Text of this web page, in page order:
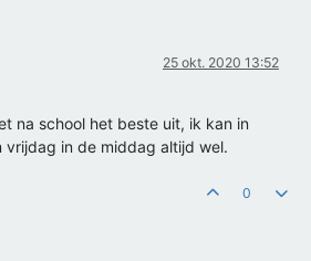
25 okt. 2020 13:52
na school het beste uit, ik kan in
in de middag altijd wel.
0